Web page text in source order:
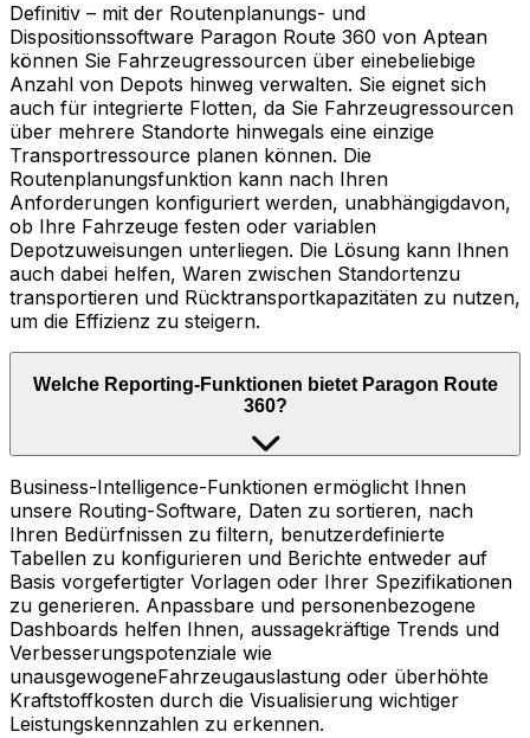
Definitiv – mit der Routenplanungs- und
Dispositionssoftware Paragon Route 360 von Aptean
können Sie Fahrzeugressourcen über einebeliebige
Anzahl von Depots hinweg verwalten. Sie eignet sich
auch für integrierte Flotten, da Sie Fahrzeugressourcen
über mehrere Standorte hinwegals eine einzige
Transportressource planen können. Die
Routenplanungsfunktion kann nach Ihren
Anforderungen konfiguriert werden, unabhängigdavon,
ob Ihre Fahrzeuge festen oder variablen
Depotzuweisungen unterliegen. Die Lösung kann Ihnen
auch dabei helfen, Waren zwischen Standortenzu
transportieren und Rücktransportkapazitäten zu nutzen,
um die Effizienz zu steigern.
Welche Reporting-Funktionen bietet Paragon Route
360?
Business-Intelligence-Funktionen ermöglicht Ihnen
unsere Routing-Software, Daten zu sortieren, nach
Ihren Bedürfnissen zu filtern, benutzerdefinierte
Tabellen zu konfigurieren und Berichte entweder auf
Basis vorgefertigter Vorlagen oder Ihrer Spezifikationen
zu generieren. Anpassbare und personenbezogene
Dashboards helfen Ihnen, aussagekräftige Trends und
Verbesserungspotenziale wie
unausgewogeneFahrzeugauslastung oder überhöhte
Kraftstoffkosten durch die Visualisierung wichtiger
Leistungskennzahlen zu erkennen.